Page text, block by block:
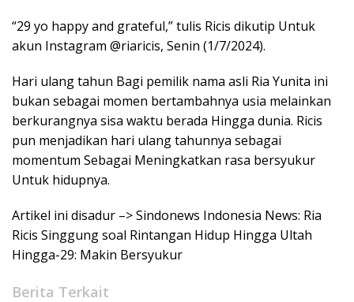
“29 yo happy and grateful,” tulis Ricis dikutip Untuk
akun Instagram @riaricis, Senin (1/7/2024).
Hari ulang tahun Bagi pemilik nama asli Ria Yunita ini
bukan sebagai momen bertambahnya usia melainkan
berkurangnya sisa waktu berada Hingga dunia. Ricis
pun menjadikan hari ulang tahunnya sebagai
momentum Sebagai Meningkatkan rasa bersyukur
Untuk hidupnya.
Artikel ini disadur –> Sindonews Indonesia News: Ria
Ricis Singgung soal Rintangan Hidup Hingga Ultah
Hingga-29: Makin Bersyukur
Berita Terkait